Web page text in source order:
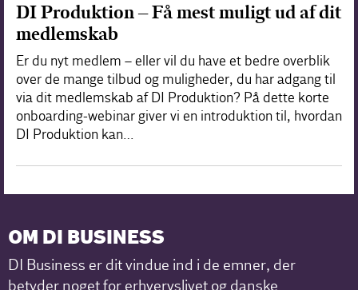
DI Produktion – Få mest muligt ud af dit
medlemskab
Er du nyt medlem – eller vil du have et bedre overblik
over de mange tilbud og muligheder, du har adgang til
via dit medlemskab af DI Produktion? På dette korte
onboarding-webinar giver vi en introduktion til, hvordan
DI Produktion kan…
OM DI BUSINESS
DI Business er dit vindue ind i de emner, der
betyder noget for erhvervslivet og danske